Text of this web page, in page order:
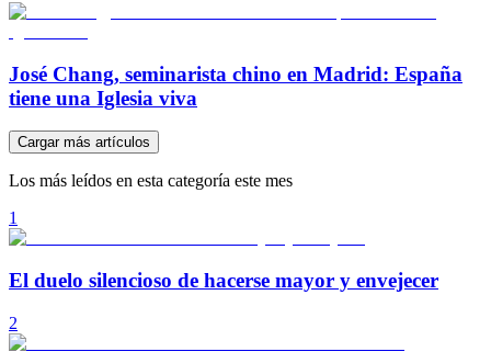
José Chang, seminarista chino en Madrid: España
tiene una Iglesia viva
Cargar más artículos
Los más leídos en esta categoría este mes
1
El duelo silencioso de hacerse mayor y envejecer
2